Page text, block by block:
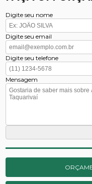
Digite seu nome
Digite seu email
Digite seu telefone
Mensagem